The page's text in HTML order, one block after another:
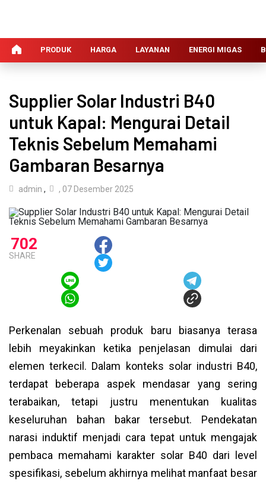
PRODUK HARGA LAYANAN ENERGI MIGAS
Supplier Solar Industri B40
untuk Kapal: Mengurai Detail
Teknis Sebelum Memahami
Gambaran Besarnya
admin , , 07 Desember 2025
702
SHARE
Perkenalan sebuah produk baru biasanya terasa
lebih meyakinkan ketika penjelasan dimulai dari
elemen terkecil. Dalam konteks solar industri B40,
terdapat beberapa aspek mendasar yang sering
terabaikan, tetapi justru menentukan kualitas
keseluruhan bahan bakar tersebut. Pendekatan
narasi induktif menjadi cara tepat untuk mengajak
pembaca memahami karakter solar B40 dari level
spesifikasi, sebelum akhirnya melihat manfaat besar